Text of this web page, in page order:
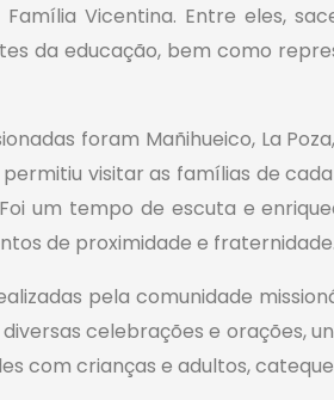
Vicentina. Entre eles,
da educação, bem como
foram Mañihueico, La
permitiu visitar as famílias de
um tempo de escuta e
de proximidade e fraternidade.
pela comunidade
diversas celebrações e orações,
com crianças e adultos,